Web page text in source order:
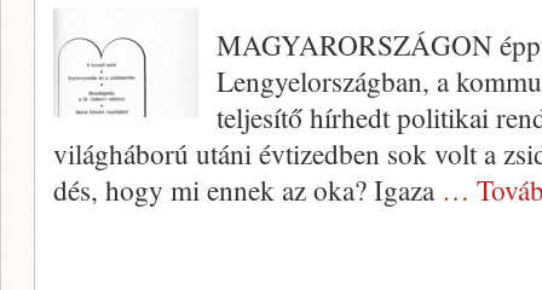
MAGYARORSZÁGON
Lengyelországban, a
teljesítő hírhedt politikai
vi­lágháború utáni évtizedben sok volt a
dés, hogy mi ennek az oka? Igaza …